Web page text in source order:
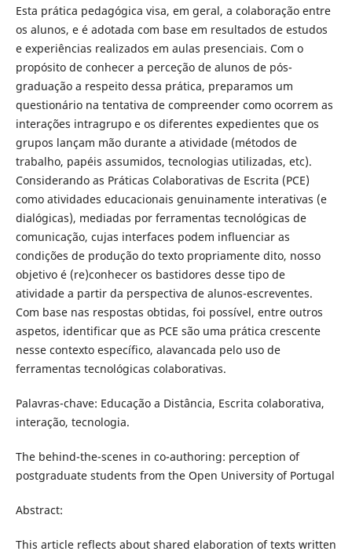
Esta prática pedagógica visa, em geral, a colaboração entre
os alunos, e é adotada com base em resultados de estudos
e experiências realizados em aulas presenciais. Com o
propósito de conhecer a perceção de alunos de pós-
graduação a respeito dessa prática, preparamos um
questionário na tentativa de compreender como ocorrem as
interações intragrupo e os diferentes expedientes que os
grupos lançam mão durante a atividade (métodos de
trabalho, papéis assumidos, tecnologias utilizadas, etc).
Considerando as Práticas Colaborativas de Escrita (PCE)
como atividades educacionais genuinamente interativas (e
dialógicas), mediadas por ferramentas tecnológicas de
comunicação, cujas interfaces podem influenciar as
condições de produção do texto propriamente dito, nosso
objetivo é (re)conhecer os bastidores desse tipo de
atividade a partir da perspectiva de alunos-escreventes.
Com base nas respostas obtidas, foi possível, entre outros
aspetos, identificar que as PCE são uma prática crescente
nesse contexto específico, alavancada pelo uso de
ferramentas tecnológicas colaborativas.
Palavras-chave: Educação a Distância, Escrita colaborativa,
interação, tecnologia.
The behind-the-scenes in co-authoring: perception of
postgraduate students from the Open University of Portugal
Abstract:
This article reflects about shared elaboration of texts written